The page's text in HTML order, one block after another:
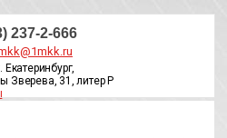
237-2-666
Екатеринбург,
Зверева, 31, литер Р